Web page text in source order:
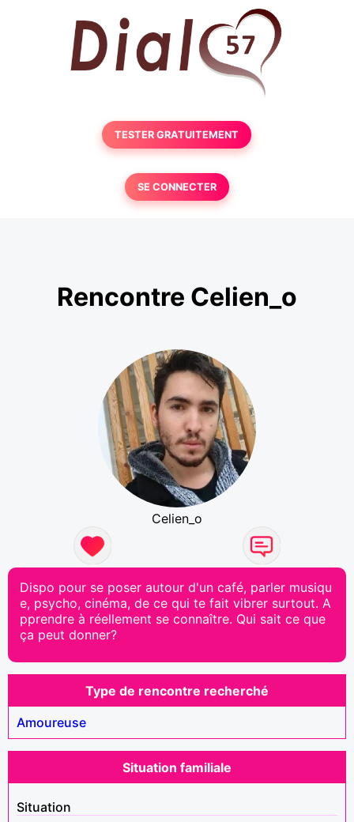
TESTER GRATUITEMENT
SE CONNECTER
Rencontre Celien_o
Celien_o
Dispo pour se poser autour d'un café, parler musiqu
e, psycho, cinéma, de ce qui te fait vibrer surtout. A
pprendre à réellement se connaître. Qui sait ce que
ça peut donner?
Type de rencontre recherché
Amoureuse
Situation familiale
Situation